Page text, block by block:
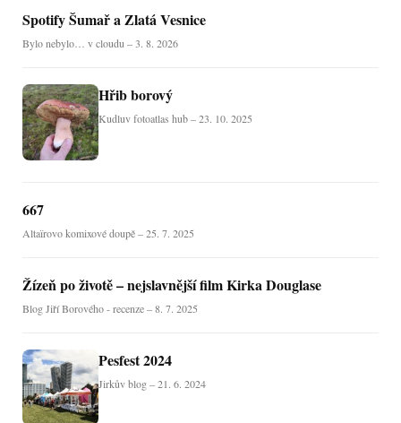
Spotify Šumař a Zlatá Vesnice
Bylo nebylo… v cloudu – 3. 8. 2026
Hřib borový
Kudluv fotoatlas hub – 23. 10. 2025
667
Altaïrovo komixové doupě – 25. 7. 2025
Žízeň po životě – nejslavnější film Kirka Douglase
Blog Jiří Borového - recenze – 8. 7. 2025
Pesfest 2024
Jirkův blog – 21. 6. 2024